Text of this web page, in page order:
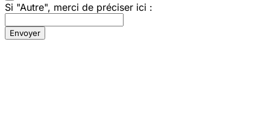
Si "Autre", merci de préciser ici :
Envoyer